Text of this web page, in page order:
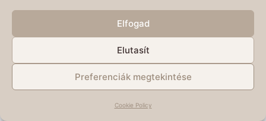
Elfogad
Elutasít
Preferenciák megtekintése
Cookie Policy
Copyright © 2026 | Minden jog fenntartva!